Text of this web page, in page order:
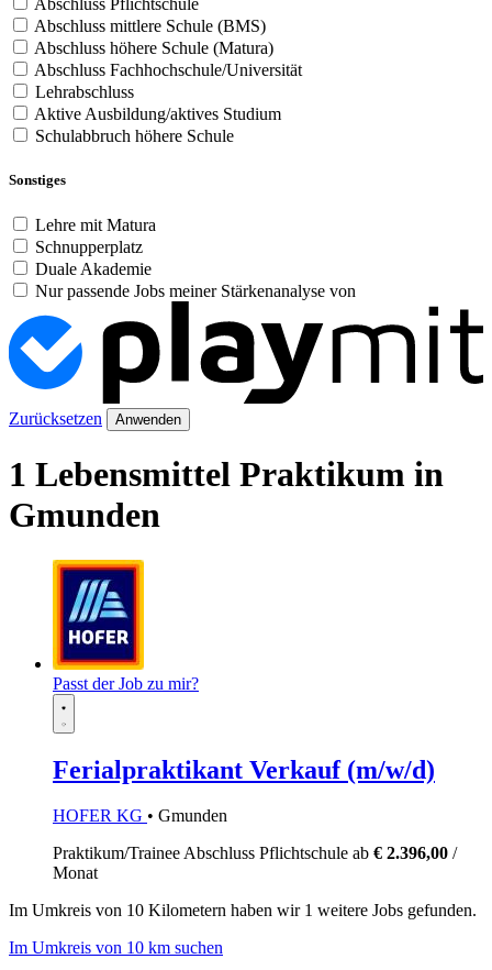
Abschluss Pflichtschule
Abschluss mittlere Schule (BMS)
Abschluss höhere Schule (Matura)
Abschluss Fachhochschule/Universität
Lehrabschluss
Aktive Ausbildung/aktives Studium
Schulabbruch höhere Schule
Sonstiges
Lehre mit Matura
Schnupperplatz
Duale Akademie
Nur passende Jobs meiner Stärkenanalyse von
Zurücksetzen Anwenden
1 Lebensmittel Praktikum in
Gmunden
Passt der Job zu mir?
Ferialpraktikant Verkauf (m/w/d)
HOFER KG • Gmunden
Praktikum/TraineeAbschluss Pflichtschule ab € 2.396,00 /
Monat
Im Umkreis von 10 Kilometern haben wir 1 weitere Jobs gefunden.
Im Umkreis von 10 km suchen